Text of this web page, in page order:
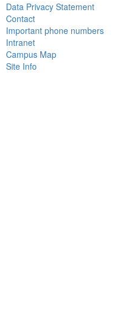
Data Privacy Statement
Contact
Important phone numbers
Intranet
Campus Map
Site Info